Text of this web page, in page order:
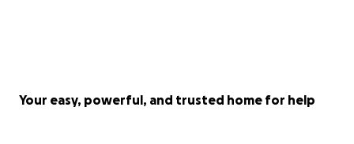
Your easy, powerful, and trusted home for help